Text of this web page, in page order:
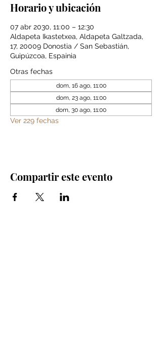
Horario y ubicación
07 abr 2030, 11:00 – 12:30
Aldapeta Ikastetxea, Aldapeta Galtzada,
17, 20009 Donostia / San Sebastián,
Guipúzcoa, Espainia
Otras fechas
dom, 16 ago, 11:00
dom, 23 ago, 11:00
dom, 30 ago, 11:00
Ver 229 fechas
Compartir este evento